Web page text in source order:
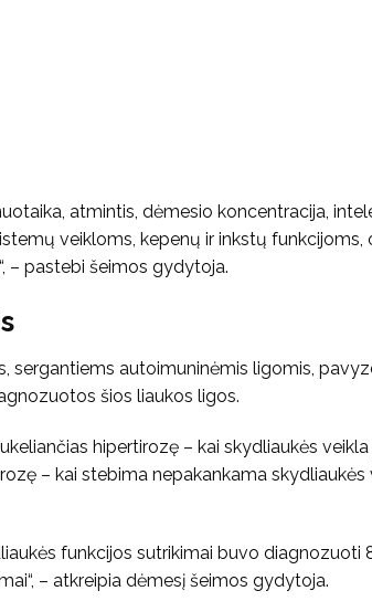
atmintis, dėmesio koncentracija,
veikloms, kepenų ir inkstų funkcijoms,
– pastebi šeimos gydytoja.
sergantiems autoimuninėmis ligomis,
šios liaukos ligos.
hipertirozę – kai skydliaukės
– kai stebima nepakankama skydliaukės
funkcijos sutrikimai buvo diagnozuoti
– atkreipia dėmesį šeimos gydytoja.